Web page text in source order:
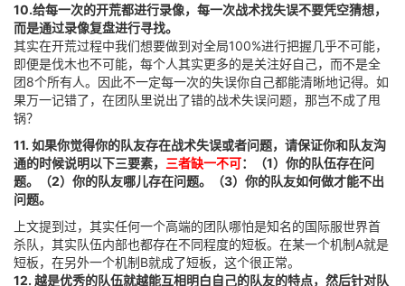
10.给每一次的开荒都进行录像，每一次战术找失误不要凭空猜想，
而是通过录像复盘进行寻找。
其实在开荒过程中我们想要做到对全局100%进行把握几乎不可能，
即便是伐木也不可能，每个人其实更多的是关注好自己，而不是全
团8个所有人。因此不一定每一次的失误你自己都能清晰地记得。如
果万一记错了，在团队里说出了错的战术失误问题，那岂不成了甩
锅？
11. 如果你觉得你的队友存在战术失误或者问题，请保证你和队友沟
通的时候说明以下三要素， 三者缺一不可：（1）你的队伍存在问
题。（2）你的队友哪儿存在问题。（3）你的队友如何做才能不出
问题。
上文提到过，其实任何一个高端的团队哪怕是知名的国际服世界首
杀队，其实队伍内部也都存在不同程度的短板。在某一个机制A就是
短板，在另外一个机制B就成了短板，这个很正常。
12. 越是优秀的队伍就越能互相明白自己的队友的特点，然后针对队